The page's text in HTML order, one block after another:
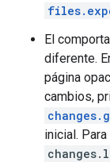
El
diferente.
página
cambios,
inicial.